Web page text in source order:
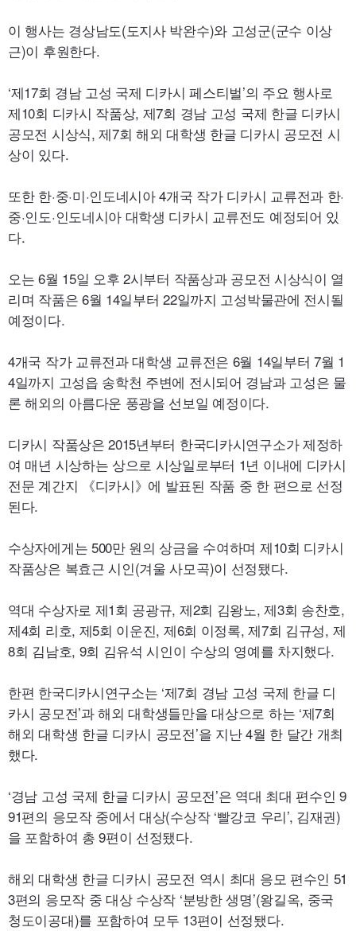
이 행사는 경상남도(도지사 박완수)와 고성군(군수 이상
근)이 후원한다.
‘제17회 경남 고성 국제 디카시 페스티벌’의 주요 행사로
제10회 디카시 작품상, 제7회 경남 고성 국제 한글 디카시
공모전 시상식, 제7회 해외 대학생 한글 디카시 공모전 시
상이 있다.
또한 한·중·미·인도네시아 4개국 작가 디카시 교류전과 한·
중·인도·인도네시아 대학생 디카시 교류전도 예정되어 있
다.
오는 6월 15일 오후 2시부터 작품상과 공모전 시상식이 열
리며 작품은 6월 14일부터 22일까지 고성박물관에 전시될
예정이다.
4개국 작가 교류전과 대학생 교류전은 6월 14일부터 7월 1
4일까지 고성읍 송학천 주변에 전시되어 경남과 고성은 물
론 해외의 아름다운 풍광을 선보일 예정이다.
디카시 작품상은 2015년부터 한국디카시연구소가 제정하
여 매년 시상하는 상으로 시상일로부터 1년 이내에 디카시
전문 계간지 《디카시》에 발표된 작품 중 한 편으로 선정
된다.
수상자에게는 500만 원의 상금을 수여하며 제10회 디카시
작품상은 복효근 시인(겨울 사모곡)이 선정됐다.
역대 수상자로 제1회 공광규, 제2회 김왕노, 제3회 송찬호,
제4회 리호, 제5회 이운진, 제6회 이정록, 제7회 김규성, 제
8회 김남호, 9회 김유석 시인이 수상의 영예를 차지했다.
한편 한국디카시연구소는 ‘제7회 경남 고성 국제 한글 디
카시 공모전’과 해외 대학생들만을 대상으로 하는 ‘제7회
해외 대학생 한글 디카시 공모전’을 지난 4월 한 달간 개최
했다.
‘경남 고성 국제 한글 디카시 공모전’은 역대 최대 편수인 9
91편의 응모작 중에서 대상(수상작 ‘빨강코 우리’, 김재권)
을 포함하여 총 9편이 선정됐다.
해외 대학생 한글 디카시 공모전 역시 최대 응모 편수인 51
3편의 응모작 중 대상 수상작 ‘분방한 생명’(왕길옥, 중국
청도이공대)를 포함하여 모두 13편이 선정됐다.